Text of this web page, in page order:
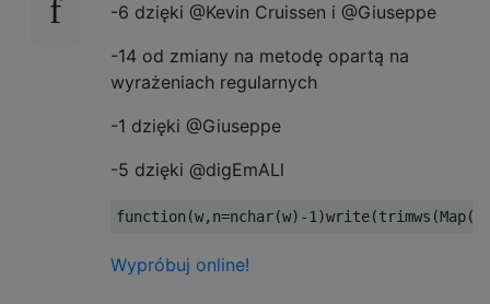
-6 dzięki @Kevin Cruissen i @Giuseppe
-14 od zmiany na metodę opartą na
wyrażeniach regularnych
-1 dzięki @Giuseppe
-5 dzięki @digEmALl
function (w, n=nchar(w) -1 )write(trimws (Map(
Wypróbuj online!